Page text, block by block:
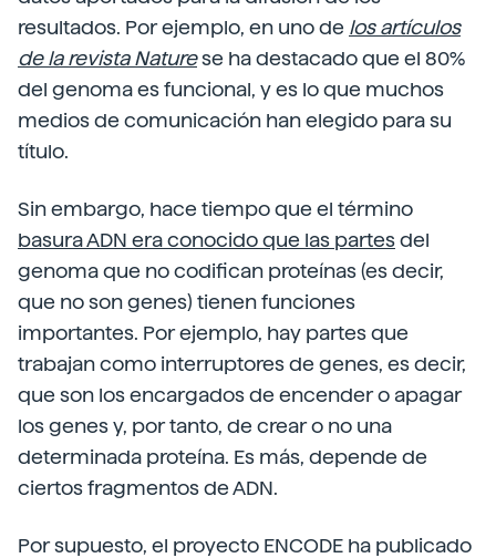
resultados. Por ejemplo, en uno de los artículos
de la revista Naturese ha destacado que el 80%
del genoma es funcional, y es lo que muchos
medios de comunicación han elegido para su
título.
Sin embargo, hace tiempo que el término
basura ADN era conocido que las partesdel
genoma que no codifican proteínas (es decir,
que no son genes) tienen funciones
importantes. Por ejemplo, hay partes que
trabajan como interruptores de genes, es decir,
que son los encargados de encender o apagar
los genes y, por tanto, de crear o no una
determinada proteína. Es más, depende de
ciertos fragmentos de ADN.
Por supuesto, el proyecto ENCODE ha publicado